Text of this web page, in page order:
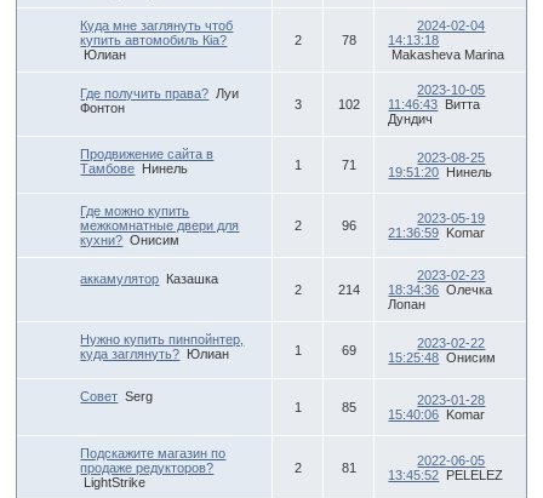
Куда мне заглянуть чтоб
купить автомобиль Кia?
Юлиан
2 78
2024-02-04
14:13:18
Makasheva Marina
Где получить права? Луи
Фонтон
3 102
2023-10-05
11:46:43
Витта
Дундич
Продвижение сайта в
Тамбове
Нинель 1 71
2023-08-25
19:51:20
Нинель
Где можно купить
межкомнатные двери для
кухни? Онисим
2 96
2023-05-19
21:36:59
Komar
аккамулятор Казашка
2 214
2023-02-23
18:34:36 Олечка
Лопан
Нужно купить пинпойнтер,
куда заглянуть?
Юлиан 1 69
2023-02-22
15:25:48 Онисим
Совет Serg
1 85
2023-01-28
15:40:06
Komar
Подскажите магазин по
продаже редукторов?
LightStrike
2 81
2022-06-05
13:45:52
PELELEZ